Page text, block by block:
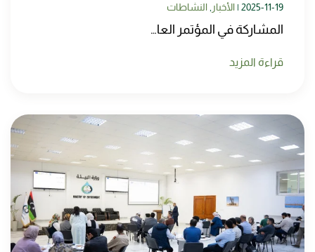
2025-11-19
| الأخبار,النشاطات
المشاركة في المؤتمر العا…
قراءة المزيد